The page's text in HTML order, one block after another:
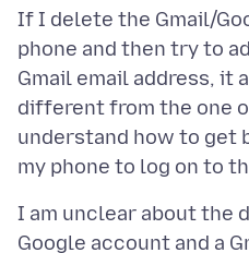
If I delete the Gmail/
phone and then try to
Gmail email address, it
different from the one
understand how to get
I am unclear about the